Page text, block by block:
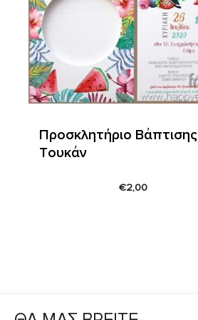
Προσκλητήριο Βάπτισης
Tουκάν
€2,00